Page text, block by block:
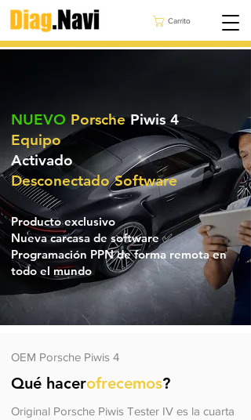
Carrito
NUEVO PorschePiwis 4
Equipo
Activado
DesconectadoSoftware
Producto exclusivo
Nueva carcasa de software ✅
Programación PPN de forma remota en
todo el mundo
OEM Porsche Piwis 4
Qué hacerofrecemos?
Original Porsche Piwis Tester IV es la cuarta